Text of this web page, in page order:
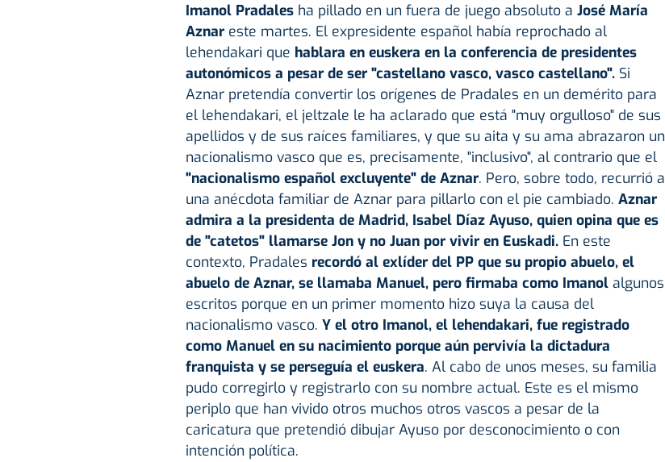
Imanol Pradales ha pillado en un fuera de juego absoluto a José María
Aznar este martes. El expresidente español había reprochado al
lehendakari que hablara en euskera en la conferencia de presidentes
autonómicos a pesar de ser "castellano vasco, vasco castellano". Si
Aznar pretendía convertir los orígenes de Pradales en un demérito para
el lehendakari, el jeltzale le ha aclarado que está "muy orgulloso" de sus
apellidos y de sus raíces familiares, y que su aita y su ama abrazaron un
nacionalismo vasco que es, precisamente, "inclusivo", al contrario que el
"nacionalismo español excluyente" de Aznar. Pero, sobre todo, recurrió a
una anécdota familiar de Aznar para pillarlo con el pie cambiado. Aznar
admira a la presidenta de Madrid, Isabel Díaz Ayuso, quien opina que es
de "catetos" llamarse Jon y no Juan por vivir en Euskadi. En este
contexto, Pradales recordó al exlíder del PP que su propio abuelo, el
abuelo de Aznar, se llamaba Manuel, pero firmaba como Imanol algunos
escritos porque en un primer momento hizo suya la causa del
nacionalismo vasco. Y el otro Imanol, el lehendakari, fue registrado
como Manuel en su nacimiento porque aún pervivía la dictadura
franquista y se perseguía el euskera. Al cabo de unos meses, su familia
pudo corregirlo y registrarlo con su nombre actual. Este es el mismo
periplo que han vivido otros muchos otros vascos a pesar de la
caricatura que pretendió dibujar Ayuso por desconocimiento o con
intención política.